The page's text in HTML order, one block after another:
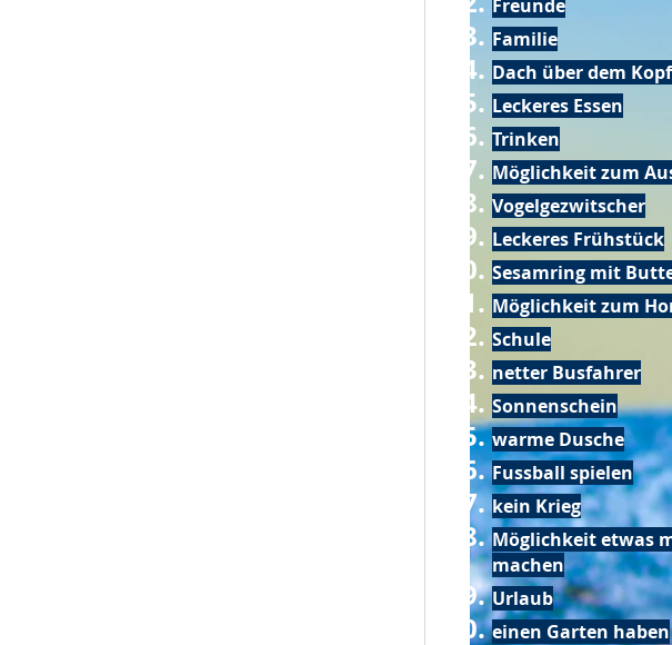
Freunde
Familie
Dach über dem Kopf
Leckeres Essen
Trinken
Möglichkeit zum
Vogelgezwitscher
Leckeres Frühstück
Sesamring mit
Möglichkeit zum
Schule
netter Busfahrer
Sonnenschein
warme Dusche
Fussball spielen
kein Krieg
Möglichkeit etwas
machen
Urlaub
einen Garten haben